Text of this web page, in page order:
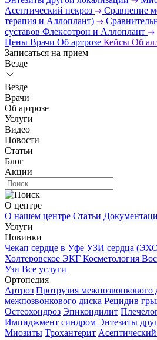
Асептический некроз
Сравнение
терапия и Аллоплант)
суставов Флексотрон и Аллоплант
Цены Врачи Об артрозе Кейсы Об
Записаться на прием
Везде
Везде
Врачи
Об артрозе
Услуги
Видео
Новости
Статьи
Блог
Акции
О центре
О нашем центре Статьи
Услуги
Новинки
Чекап сердце в Уфе УЗИ сердца
Холтеровское ЭКГ Косметология
Узи Все услуги
Ортопедия
Артроз Протрузия межпозвонкового
межпозвонкового диска Рецидив
Остеохондроз Эпикондилит
Импиджмент синдром Энтезиты
Миозиты Трохантерит